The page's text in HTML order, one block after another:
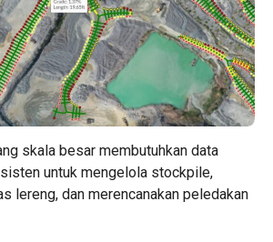
skala besar membutuhkan data
untuk mengelola stockpile,
lereng, dan merencanakan peledakan